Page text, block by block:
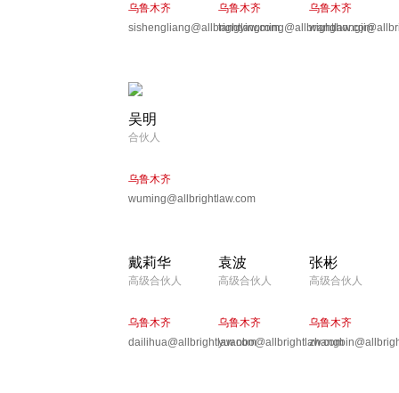
乌鲁木齐
sishengliang@allbrightlaw.com
乌鲁木齐
tangyingming@allbrightlaw.com
乌鲁木齐
吴明
合伙人
乌鲁木齐
wuming@allbrightlaw.com
戴莉华
高级合伙人
乌鲁木齐
dailihua@allbrightlaw.com
袁波
高级合伙人
乌鲁木齐
yuanbo@allbrightlaw.com
张彬
高级合伙人
乌鲁木齐